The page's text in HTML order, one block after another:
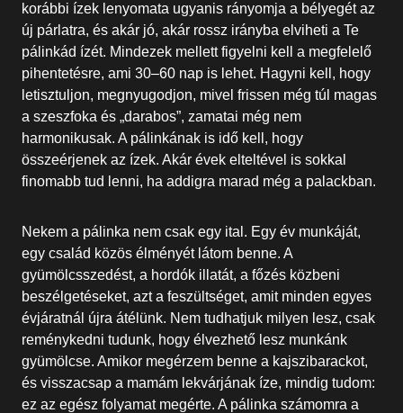
korábbi ízek lenyomata ugyanis rányomja a bélyegét az
új párlatra, és akár jó, akár rossz irányba elviheti a Te
pálinkád ízét. Mindezek mellett figyelni kell a megfelelő
pihentetésre, ami 30–60 nap is lehet. Hagyni kell, hogy
letisztuljon, megnyugodjon, mivel frissen még túl magas
a szeszfoka és „darabos”, zamatai még nem
harmonikusak. A pálinkának is idő kell, hogy
összeérjenek az ízek. Akár évek elteltével is sokkal
finomabb tud lenni, ha addigra marad még a palackban.
Nekem a pálinka nem csak egy ital. Egy év munkáját,
egy család közös élményét látom benne. A
gyümölcsszedést, a hordók illatát, a főzés közbeni
beszélgetéseket, azt a feszültséget, amit minden egyes
évjáratnál újra átélünk. Nem tudhatjuk milyen lesz, csak
reménykedni tudunk, hogy élvezhető lesz munkánk
gyümölcse. Amikor megérzem benne a kajszibarackot,
és visszacsap a mamám lekvárjának íze, mindig tudom:
ez az egész folyamat megérte. A pálinka számomra a